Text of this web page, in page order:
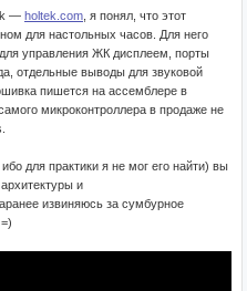
— holtek.com , я понял, что этот
для настольных часов. Для него
управления ЖК дисплеем, порты
отдельные выводы для звуковой
пишется на ассемблере в
микроконтроллера в продаже не
для практики я не мог его найти) вы
и
извиняюсь за сумбурное